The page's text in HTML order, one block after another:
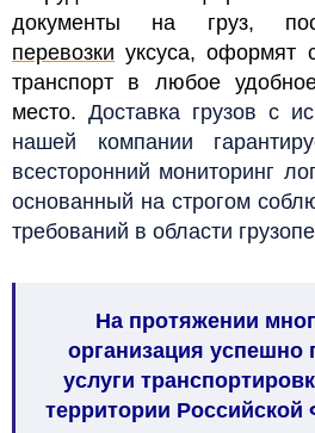
документы на груз,
перевозки уксуса, оформят
транспорт в любое
место. Доставка грузов с
нашей компании
всесторонний мониторинг
основанный на строгом
требований в области
На протяжении
организация успешно
услуги
территории Российской